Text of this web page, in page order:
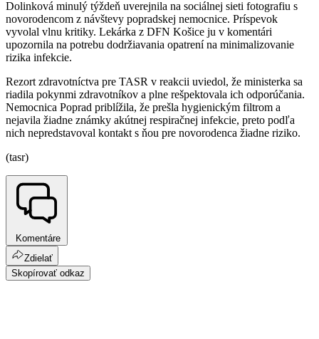
Dolinková minulý týždeň uverejnila na sociálnej sieti fotografiu s
novorodencom z návštevy popradskej nemocnice. Príspevok
vyvolal vlnu kritiky. Lekárka z DFN Košice ju v komentári
upozornila na potrebu dodržiavania opatrení na minimalizovanie
rizika infekcie.
Rezort zdravotníctva pre TASR v reakcii uviedol, že ministerka sa
riadila pokynmi zdravotníkov a plne rešpektovala ich odporúčania.
Nemocnica Poprad priblížila, že prešla hygienickým filtrom a
nejavila žiadne známky akútnej respiračnej infekcie, preto podľa
nich nepredstavoval kontakt s ňou pre novorodenca žiadne riziko.
(tasr)
Komentáre
Zdielať
Skopírovať odkaz